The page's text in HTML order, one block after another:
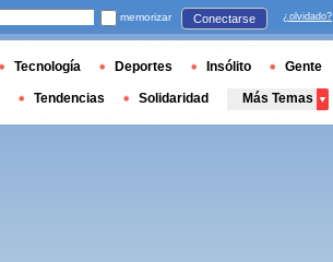
memorizar Conectarse ¿olvidado?
Tecnología Deportes Insólito Gente
Tendencias Solidaridad Más Temas